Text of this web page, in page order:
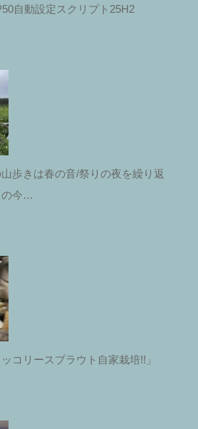
自動設定スクリプト25H2
歩きは春の音/祭りの夜を繰り返
の今…
コリースプラウト自家栽培!!」